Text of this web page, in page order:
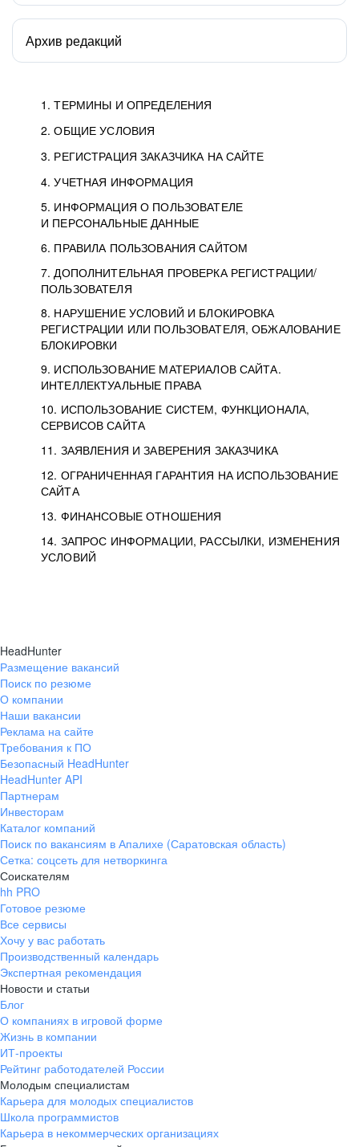
1. ТЕРМИНЫ И ОПРЕДЕЛЕНИЯ
2. ОБЩИЕ УСЛОВИЯ
3. РЕГИСТРАЦИЯ ЗАКАЗЧИКА НА САЙТЕ
4. УЧЕТНАЯ ИНФОРМАЦИЯ
5. ИНФОРМАЦИЯ О ПОЛЬЗОВАТЕЛЕ
И ПЕРСОНАЛЬНЫЕ ДАННЫЕ
6. ПРАВИЛА ПОЛЬЗОВАНИЯ САЙТОМ
7. ДОПОЛНИТЕЛЬНАЯ ПРОВЕРКА РЕГИСТРАЦИИ/
ПОЛЬЗОВАТЕЛЯ
8. НАРУШЕНИЕ УСЛОВИЙ И БЛОКИРОВКА
РЕГИСТРАЦИИ ИЛИ ПОЛЬЗОВАТЕЛЯ, ОБЖАЛОВАНИЕ
БЛОКИРОВКИ
9. ИСПОЛЬЗОВАНИЕ МАТЕРИАЛОВ САЙТА.
ИНТЕЛЛЕКТУАЛЬНЫЕ ПРАВА
10. ИСПОЛЬЗОВАНИЕ СИСТЕМ, ФУНКЦИОНАЛА,
СЕРВИСОВ САЙТА
11. ЗАЯВЛЕНИЯ И ЗАВЕРЕНИЯ ЗАКАЗЧИКА
12. ОГРАНИЧЕННАЯ ГАРАНТИЯ НА ИСПОЛЬЗОВАНИЕ
САЙТА
13. ФИНАНСОВЫЕ ОТНОШЕНИЯ
14. ЗАПРОС ИНФОРМАЦИИ, РАССЫЛКИ, ИЗМЕНЕНИЯ
УСЛОВИЙ
Архив редакций
HeadHunter
Размещение вакансий
Поиск по резюме
О компании
Наши вакансии
Реклама на сайте
Требования к ПО
Безопасный HeadHunter
HeadHunter API
Партнерам
Инвесторам
Каталог компаний
Поиск по вакансиям в Апалихе (Саратовская область)
Сетка: соцсеть для нетворкинга
Соискателям
hh PRO
Готовое резюме
Все сервисы
Хочу у вас работать
Производственный календарь
Экспертная рекомендация
Новости и статьи
Блог
О компаниях в игровой форме
Жизнь в компании
ИТ-проекты
Рейтинг работодателей России
Молодым специалистам
Карьера для молодых специалистов
Школа программистов
Карьера в некоммерческих организациях